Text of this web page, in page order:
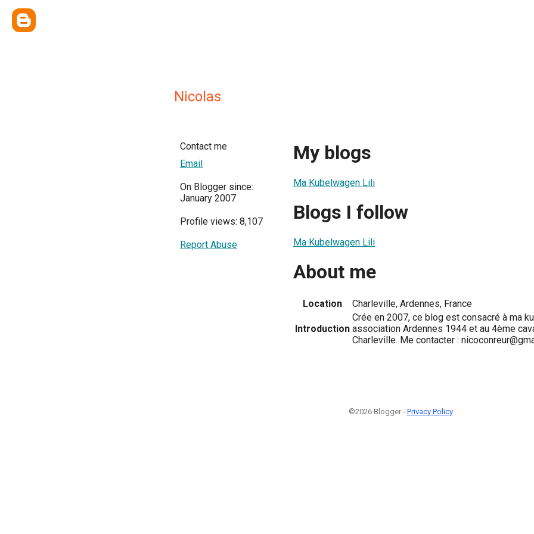
Nicolas
Contact me
Email
On Blogger since:
January 2007
Profile views: 8,107
Report Abuse
My blogs
Ma Kubelwagen Lili
Blogs I follow
Ma Kubelwagen Lili
About me
Location Charleville, Ardennes, France
Introduction
Crée en 2007, ce blog est consacré à ma
association Ardennes 1944 et au 4ème
Charleville. Me contacter :
©2026 Blogger - Privacy Policy